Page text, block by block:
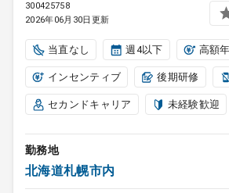
300425758
2026年06月30日更新
当直なし 週4以下 高額
インセンティブ 後期研修
セカンドキャリア 未経験歓迎
勤務地
北海道札幌市内